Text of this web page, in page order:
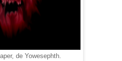
de Yowesephth.